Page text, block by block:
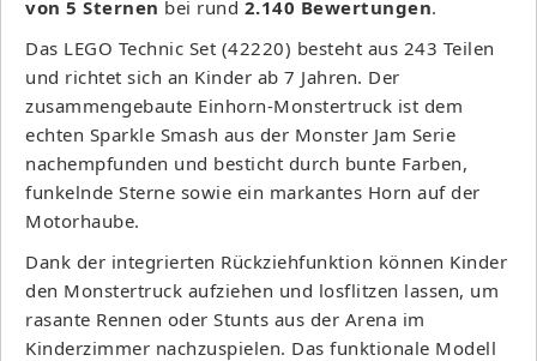
von 5 Sternen bei rund 2.140 Bewertungen.
Das LEGO Technic Set (42220) besteht aus 243 Teilen
und richtet sich an Kinder ab 7 Jahren. Der
zusammengebaute Einhorn-Monstertruck ist dem
echten Sparkle Smash aus der Monster Jam Serie
nachempfunden und besticht durch bunte Farben,
funkelnde Sterne sowie ein markantes Horn auf der
Motorhaube.
Dank der integrierten Rückziehfunktion können Kinder
den Monstertruck aufziehen und losflitzen lassen, um
rasante Rennen oder Stunts aus der Arena im
Kinderzimmer nachzuspielen. Das funktionale Modell